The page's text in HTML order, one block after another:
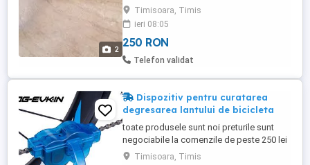
2
nr din anunt set ghidon pentru bicicleta de
sosea (cursiera) FSA Gossamer New Ergo
+ pipa Concept X-treme se vand doar
impreuna greutate scazuta, apropiata de
ghidoanele din carbon cu pipa integrata
Timisoara, Timis
ieri 08:05
250 RON
Telefon validat
Dispozitiv pentru curatarea
degresarea lantului de bicicleta
toate produsele sunt noi preturile sunt
negociabile la comenzile de peste 250 lei
livrare gratuita prin fan courier, detalii la
Timisoara, Timis